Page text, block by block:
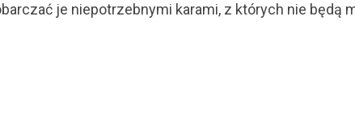
je niepotrzebnymi karami, z których nie będą